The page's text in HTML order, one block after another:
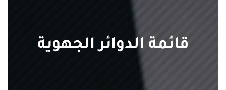
قائمة الدوائر الجهوية